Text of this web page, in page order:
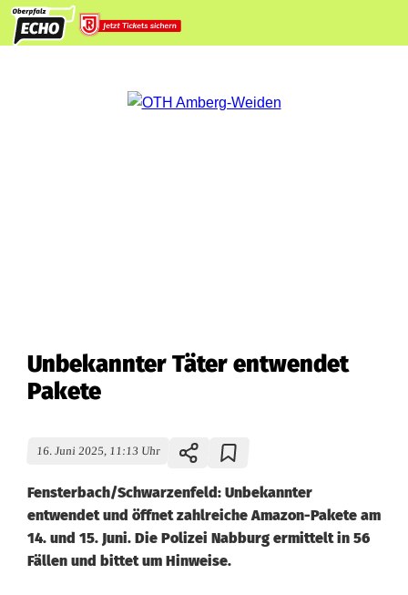
Unbekannter Täter entwendet
Pakete
16. Juni 2025, 11:13 Uhr
Fensterbach/Schwarzenfeld: Unbekannter
entwendet und öffnet zahlreiche Amazon-Pakete am
14. und 15. Juni. Die Polizei Nabburg ermittelt in 56
Fällen und bittet um Hinweise.